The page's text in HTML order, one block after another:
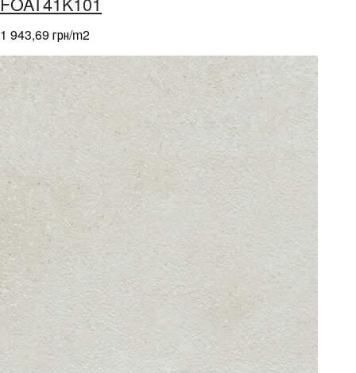
1 943,69 грн/m2